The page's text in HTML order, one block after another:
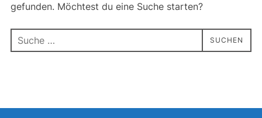
gefunden. Möchtest du eine Suche starten?
Suchen
nach:
SUCHEN